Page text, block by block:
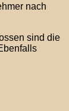
nach
sind die